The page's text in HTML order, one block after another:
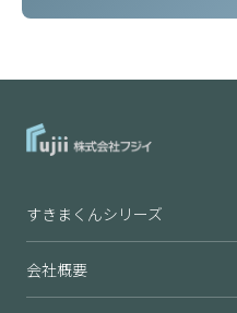
すきまくんシリーズ
会社概要